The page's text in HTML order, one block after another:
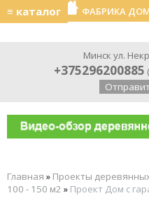
≡ каталог ФАБРИКА
Минск ул.
+375296200885
Главная » Проекты
100 - 150 м2 » Проект Дом с